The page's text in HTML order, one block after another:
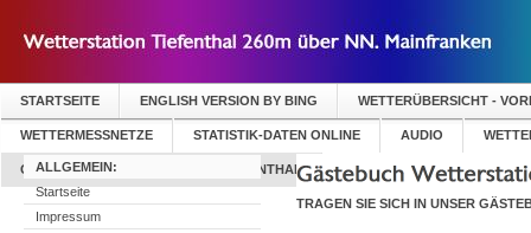
STARTSEITE ENGLISH VERSION BY BING WETTERÜBERSICHT -
WETTERMESSNETZE STATISTIK-DATEN ONLINE AUDIO
GÄSTEBUCH WETTERSTATION TIEFENTHAL
ALLGEMEIN:
Startseite
Impressum
TRAGEN SIE SICH IN UNSER